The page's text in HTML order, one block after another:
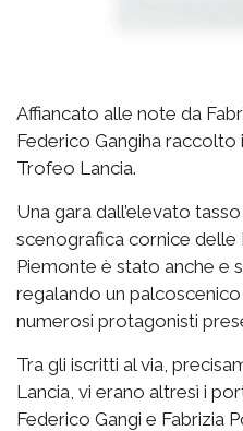
Affiancato alle note da
Federico Gangiha
Trofeo Lancia.
Una gara dall’elevato
scenografica cornice delle
Piemonte è stato anche e
regalando un
numerosi protagonisti
Tra gli iscritti al via,
Lancia, vi erano altresì i
Federico Gangi e Fabrizia